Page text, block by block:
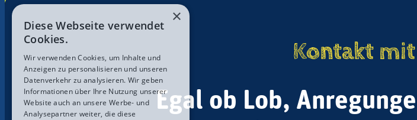
Kontakt
Egal ob Lob,
×
Diese Webseite verwendet
Cookies.
Wir verwenden Cookies, um Inhalte und
Anzeigen zu personalisieren und unseren
Datenverkehr zu analysieren. Wir geben
Informationen über Ihre Nutzung unserer
Website auch an unsere Werbe- und
Analysepartner weiter, die diese